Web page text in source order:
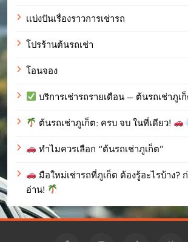
เเบ่งปันเรื่องราวการเช่ารถ
โปรร้านต้นรถเช่า
โอนจอง
บริการเช่ารถรายเดือน – ต้นรถเช่าภูเ
ต้นรถเช่าภูเก็ต: ครบ จบ ในที่เดียว!
ทำไมควรเลือก “ต้นรถเช่าภูเก็ต”
มือใหม่เช่ารถที่ภูเก็ต ต้องรู้อะไรบ้าง?
อ่าน!